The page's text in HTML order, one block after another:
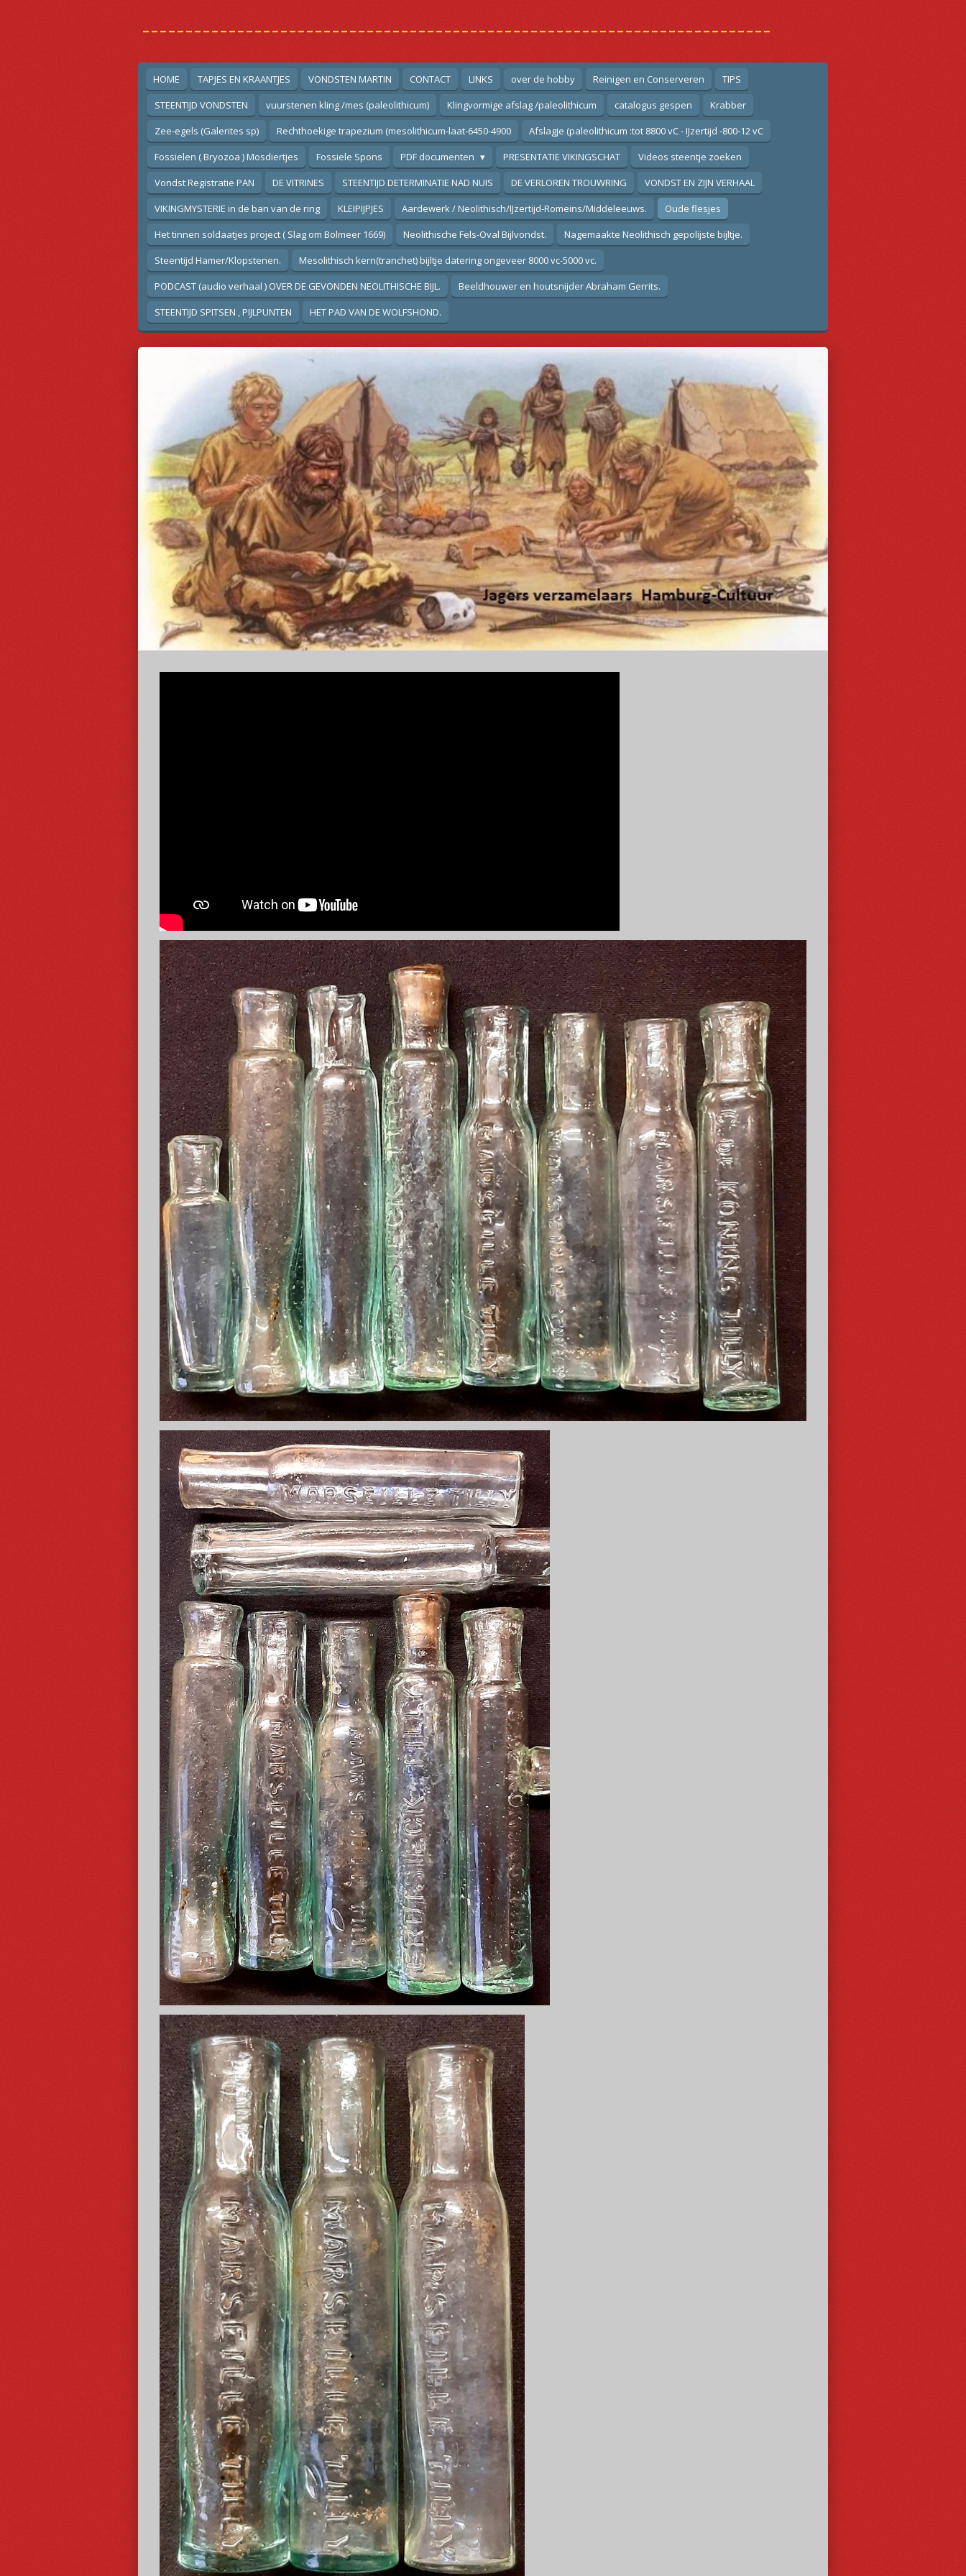
-------------------------------------------------------------------------
HOME TAPJES EN KRAANTJES VONDSTEN MARTIN CONTACT LINKS over de hobby Reinigen en Conserveren
TIPS
STEENTIJD VONDSTEN
vuurstenen kling /mes (paleolithicum) Klingvormige afslag /paleolithicum catalogus gespen
Krabber
Zee-egels (Galerites sp)
Rechthoekige trapezium (mesolithicum-laat-6450-4900
Afslagje (paleolithicum :tot 8800 vC - IJzertijd -800-12 vC
Fossielen ( Bryozoa ) Mosdiertjes
Fossiele Spons PDF documenten PRESENTATIE VIKINGSCHAT
Videos steentje zoeken
Vondst Registratie PAN
DE VITRINES STEENTIJD DETERMINATIE NAD NUIS DE VERLOREN TROUWRING
VONDST EN ZIJN VERHAAL
VIKINGMYSTERIE in de ban van de ring
KLEIPIJPJES Aardewerk / Neolithisch/IJzertijd-Romeins/Middeleeuws.
Oude flesjes
Het tinnen soldaatjes project ( Slag om Bolmeer 1669)
Neolithische Fels-Oval Bijlvondst.
Nagemaakte Neolithisch gepolijste bijltje.
Steentijd Hamer/Klopstenen.
Mesolithisch kern(tranchet) bijltje datering ongeveer 8000 vc-5000 vc.
PODCAST (audio verhaal ) OVER DE GEVONDEN NEOLITHISCHE BIJL.
Beeldhouwer en houtsnijder Abraham Gerrits.
STEENTIJD SPITSEN , PIJLPUNTEN
HET PAD VAN DE WOLFSHOND.